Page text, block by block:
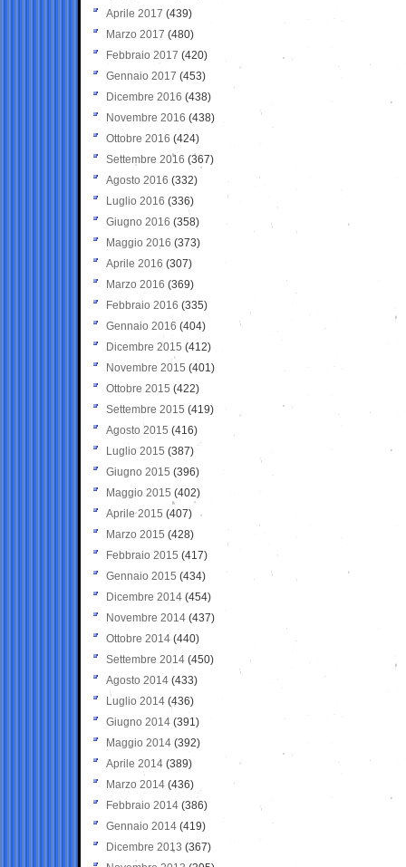
Aprile 2017 (439)
Marzo 2017 (480)
Febbraio 2017 (420)
Gennaio 2017 (453)
Dicembre 2016 (438)
Novembre 2016 (438)
Ottobre 2016 (424)
Settembre 2016 (367)
Agosto 2016 (332)
Luglio 2016 (336)
Giugno 2016 (358)
Maggio 2016 (373)
Aprile 2016 (307)
Marzo 2016 (369)
Febbraio 2016 (335)
Gennaio 2016 (404)
Dicembre 2015 (412)
Novembre 2015 (401)
Ottobre 2015 (422)
Settembre 2015 (419)
Agosto 2015 (416)
Luglio 2015 (387)
Giugno 2015 (396)
Maggio 2015 (402)
Aprile 2015 (407)
Marzo 2015 (428)
Febbraio 2015 (417)
Gennaio 2015 (434)
Dicembre 2014 (454)
Novembre 2014 (437)
Ottobre 2014 (440)
Settembre 2014 (450)
Agosto 2014 (433)
Luglio 2014 (436)
Giugno 2014 (391)
Maggio 2014 (392)
Aprile 2014 (389)
Marzo 2014 (436)
Febbraio 2014 (386)
Gennaio 2014 (419)
Dicembre 2013 (367)